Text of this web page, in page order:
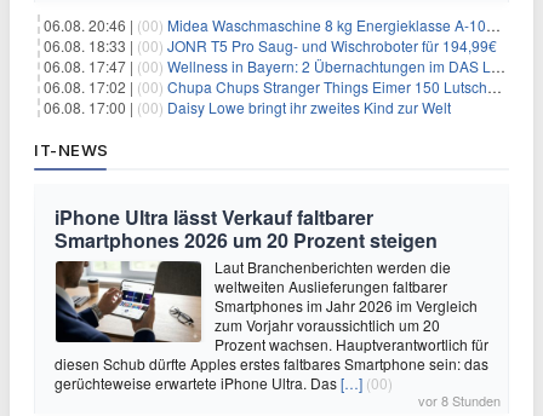
06.08. 20:46 | (00) Midea Waschmaschine 8 kg Energieklasse A-10% 1400 U/Min für 289,97€
06.08. 18:33 | (00) JONR T5 Pro Saug- und Wischroboter für 194,99€
06.08. 17:47 | (00) Wellness in Bayern: 2 Übernachtungen im DAS LUDWIG Sports Resort inkl. HP + Wellness ab 174€ p.P.
06.08. 17:02 | (00) Chupa Chups Stranger Things Eimer 150 Lutscher für 21,95€
06.08. 17:00 | (00) Daisy Lowe bringt ihr zweites Kind zur Welt
IT-NEWS
iPhone Ultra lässt Verkauf faltbarer
Smartphones 2026 um 20 Prozent steigen
Laut Branchenberichten werden die
weltweiten Auslieferungen faltbarer
Smartphones im Jahr 2026 im Vergleich
zum Vorjahr voraussichtlich um 20
Prozent wachsen. Hauptverantwortlich für
diesen Schub dürfte Apples erstes faltbares Smartphone sein: das
gerüchteweise erwartete iPhone Ultra. Das[…] (00)
vor 8 Stunden